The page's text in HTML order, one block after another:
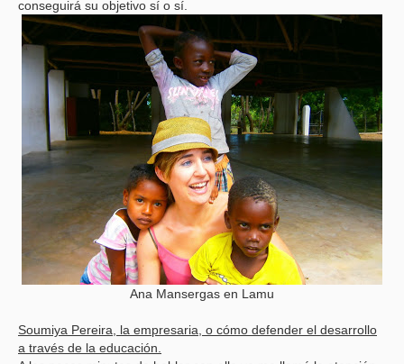
conseguirá su objetivo sí o sí.
Ana Mansergas en Lamu
Soumiya Pereira, la empresaria, o cómo defender el desarrollo
a través de la educación.